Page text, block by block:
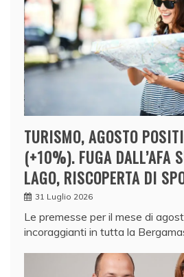
TURISMO, AGOSTO
(+10%). FUGA DALL’AFA
LAGO, RISCOPERTA DI
31 Luglio 2026
Le premesse per il mese di
incoraggianti in tutta la